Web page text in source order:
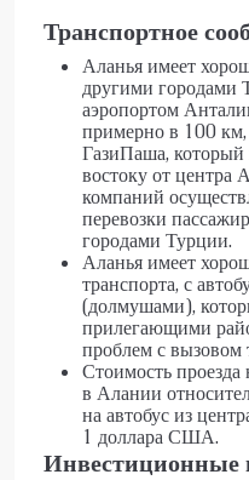
Транспортное
Аланья имеет
другими городами
аэропортом
примерно в 100 км,
ГазиПаша, который
востоку от центра
компаний
перевозки
городами Турции.
Аланья имеет
транспорта, с
(долмушами),
прилегающими
проблем с вызовом
Стоимость
в Алании
на автобус из
1 доллара США.
Инвестиционные